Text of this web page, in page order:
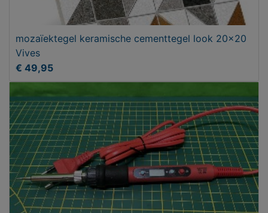
mozaïektegel keramische cementtegel look 20x20
Vives
€ 49,95